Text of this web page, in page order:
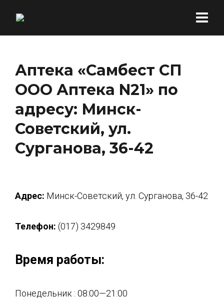
Аптека «Самбест СП
ООО Аптека N21» по
адресу: Минск-
Советский, ул.
Сурганова, 36-42
Адрес: Минск-Советский, ул. Сурганова, 36-42
Телефон: (017) 3429849
Время работы:
Понедельник : 08:00—21:00